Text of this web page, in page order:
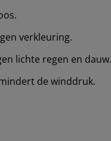
verkleuring.
lichte regen en dauw.
de winddruk.